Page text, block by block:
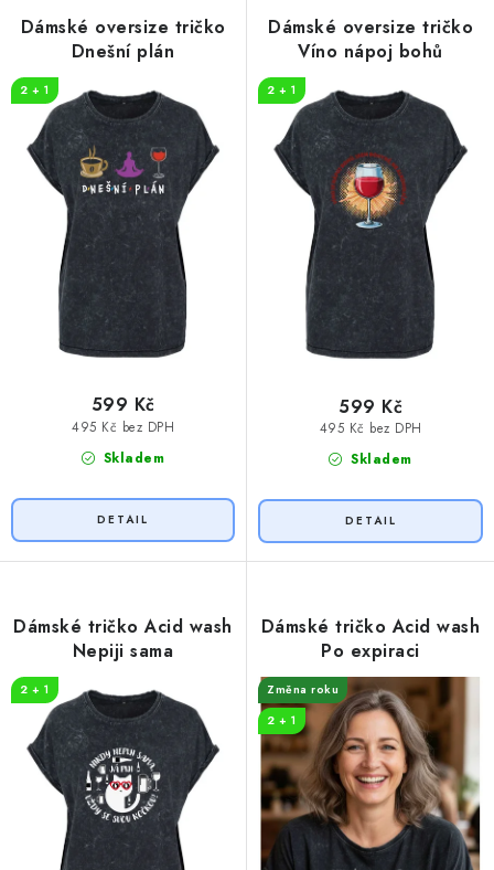
u
t
ů
d
k
t
Dámské oversize tričko
Dnešní plán
2 + 1
Skladem
495 Kč bez DPH
599 Kč
Dámské oversize tričko
Víno nápoj bohů
2 + 1
Skladem
495 Kč bez DPH
599 Kč
Dámské tričko Acid wash
Nepiji sama
2 + 1
Dámské tričko Acid wash
Po expiraci
Změna roku
2 + 1